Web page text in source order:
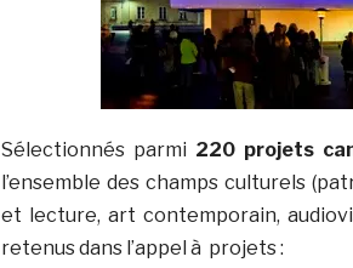
Sélectionnés parmi 220 projets
l’ensemble des champs culturels
et lecture, art contemporain,
retenus dans l’appel à projets :